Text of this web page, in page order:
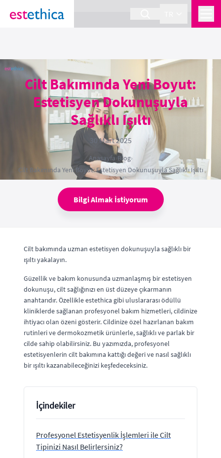
section Service {
Cilt Bakımında Yeni Boyut:
Estetisyen Dokunuşuyla
Sağlıklı Işıltı
30 Mart 2025
Anasayfa›Blog›
Cilt Bakımında Yeni Boyut: Estetisyen Dokunuşuyla Sağlıklı Işıltı
Bilgi Almak İstiyorum
Cilt bakımında uzman estetisyen dokunuşuyla sağlıklı bir
ışıltı yakalayın.
Güzellik ve bakım konusunda uzmanlaşmış bir estetisyen
dokunuşu, cilt sağlığınızı en üst düzeye çıkarmanın
anahtarıdır. Özellikle estethica gibi uluslararası ödüllü
kliniklerde sağlanan profesyonel bakım hizmetleri, cildinize
ihtiyacı olan özeni gösterir. Cildinize özel hazırlanan bakım
rutinleri ve dermokozmetik ürünlerle, sağlıklı ve parlak bir
cilde sahip olabilirsiniz. Bu yazımızda, profesyonel
estetisyenlerin cilt bakımına kattığı değeri ve nasıl sağlıklı
bir ışıltı kazanabileceğinizi keşfedeceksiniz.
İçindekiler
Profesyonel Estetisyenlik İşlemleri ile Cilt
Tipinizi Nasıl Belirlersiniz?